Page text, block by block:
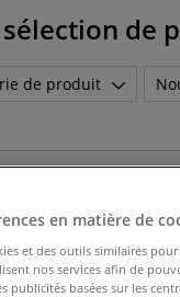
sélection
de produit
43%
en matière de
et des outils similaires
nos services afin de
publicités basées sur les